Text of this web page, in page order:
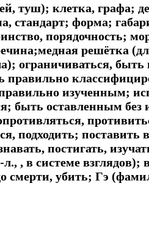
туш); клетка, графа;
стандарт; форма;
порядочность;
решётка
ограничиваться, быть
правильно
изученным;
быть оставленным без
подходить; поставить
постигать,
, в системе взглядов);
смерти, убить; Гэ